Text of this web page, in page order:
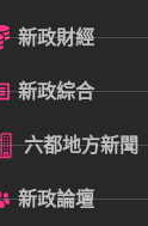
新政財經
新政綜合
六都地方新聞
新政論壇